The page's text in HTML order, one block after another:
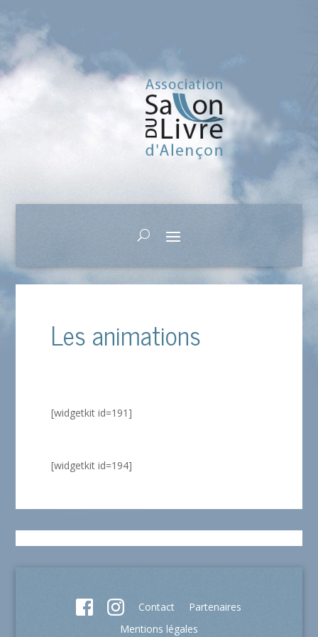
Les animations
[widgetkit id=191]
[widgetkit id=194]
Contact
Partenaires
Mentions légales